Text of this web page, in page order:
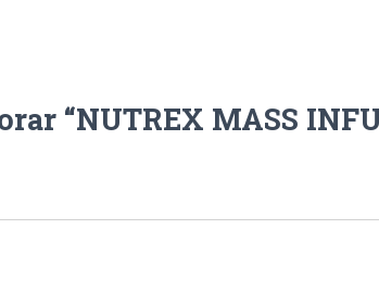
“NUTREX MASS